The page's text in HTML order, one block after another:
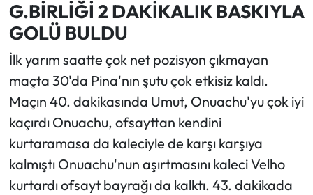
G.BİRLİĞİ 2 DAKİKALIK BASKIYLA
GOLÜ BULDU
İlk yarım saatte çok net pozisyon çıkmayan
maçta 30'da Pina'nın şutu çok etkisiz kaldı.
Maçın 40. dakikasında Umut, Onuachu'yu çok iyi
kaçırdı Onuachu, ofsayttan kendini
kurtaramasa da kaleciyle de karşı karşıya
kalmıştı Onuachu'nun aşırtmasını kaleci Velho
kurtardı ofsayt bayrağı da kalktı. 43. dakikada